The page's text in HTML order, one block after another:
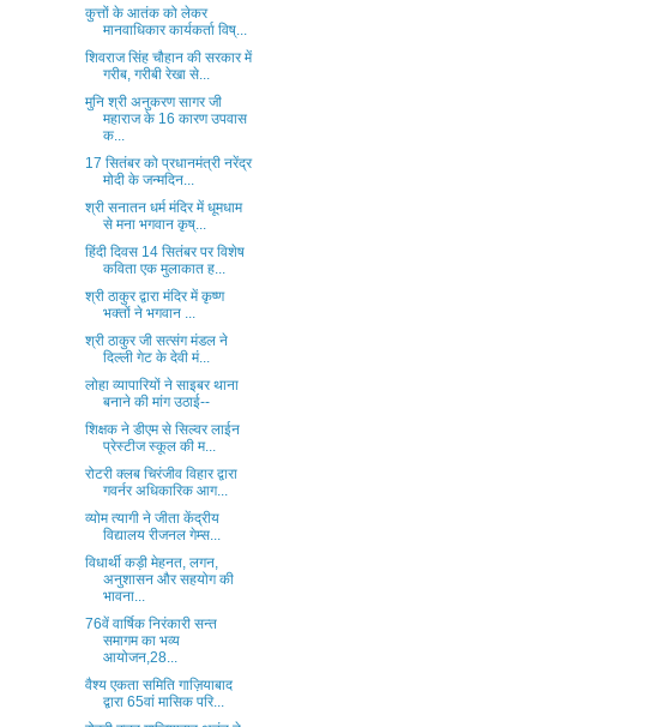
कुत्तों के आतंक को लेकर
मानवाधिकार कार्यकर्ता विष्...
शिवराज सिंह चौहान की सरकार में
गरीब, गरीबी रेखा से...
मुनि श्री अनुकरण सागर जी
महाराज के 16 कारण उपवास
क...
17 सितंबर को प्रधानमंत्री नरेंद्र
मोदी के जन्मदिन...
श्री सनातन धर्म मंदिर में धूमधाम
से मना भगवान कृष्...
हिंदी दिवस 14 सितंबर पर विशेष
कविता एक मुलाकात ह...
श्री ठाकुर द्वारा मंदिर में कृष्ण
भक्तों ने भगवान ...
श्री ठाकुर जी सत्संग मंडल ने
दिल्ली गेट के देवी मं...
लोहा व्यापारियों ने साइबर थाना
बनाने की मांग उठाई--
शिक्षक ने डीएम से सिल्वर लाईन
प्रेस्टीज स्कूल की म...
रोटरी क्लब चिरंजीव विहार द्वारा
गवर्नर अधिकारिक आग...
व्योम त्यागी ने जीता केंद्रीय
विद्यालय रीजनल गेम्स...
विधार्थी कड़ी मेहनत, लगन,
अनुशासन और सहयोग की
भावना...
76वें वार्षिक निरंकारी सन्त
समागम का भव्य
आयोजन,28...
वैश्य एकता समिति गाज़ियाबाद
द्वारा 65वां मासिक परि...